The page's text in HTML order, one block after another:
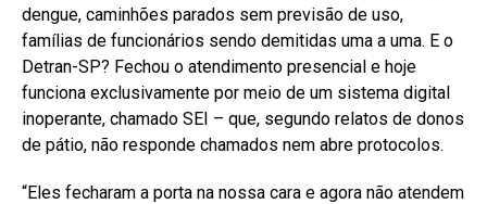
dengue, caminhões parados sem previsão de uso,
famílias de funcionários sendo demitidas uma a uma. E o
Detran-SP? Fechou o atendimento presencial e hoje
funciona exclusivamente por meio de um sistema digital
inoperante, chamado SEI – que, segundo relatos de donos
de pátio, não responde chamados nem abre protocolos.
“Eles fecharam a porta na nossa cara e agora não atendem